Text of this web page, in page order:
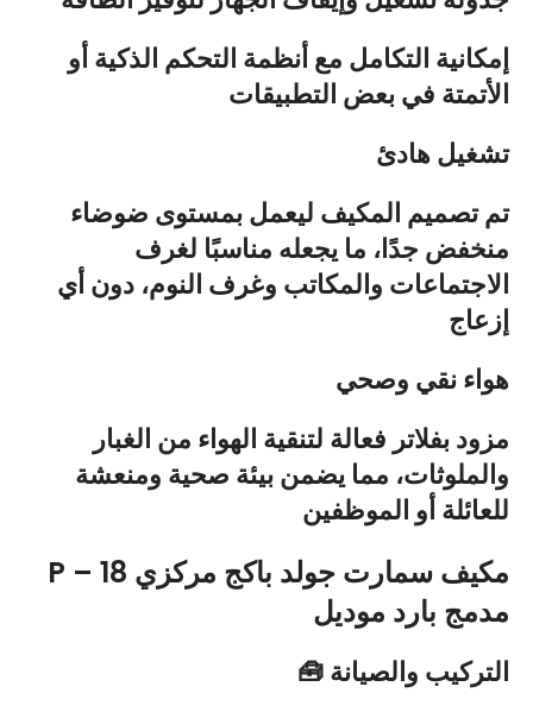
إمكانية التكامل مع أنظمة التحكم الذكية أو
الأتمتة في بعض التطبيقات
تشغيل هادئ
تم تصميم المكيف ليعمل بمستوى ضوضاء
منخفض جدًا، ما يجعله مناسبًا لغرف
الاجتماعات والمكاتب وغرف النوم، دون أي
إزعاج
هواء نقي وصحي
مزود بفلاتر فعالة لتنقية الهواء من الغبار
والملوثات، مما يضمن بيئة صحية ومنعشة
للعائلة أو الموظفين
P – 18 مكيف سمارت جولد باكج مركزي
مدمج بارد موديل
🧰 التركيب والصيانة